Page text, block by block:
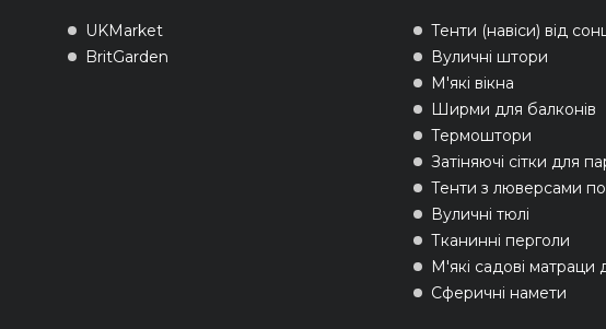
UKMarket
BritGarden
Тенти (навіси) від
Вуличні штори
М'які вікна
Ширми для балконів
Термоштори
Затіняючі сітки для
Тенти з люверсами
Вуличні тюлі
Тканинні перголи
М'які садові матраци
Сферичні намети